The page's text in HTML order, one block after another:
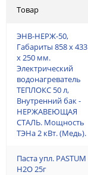
Товар
ЭНВ-НЕРЖ-50,
Габариты 858 х 433
х 250 мм.
Электрический
водонагреватель
ТЕПЛОКС 50 л,
Внутренний бак -
НЕРЖАВЕЮЩАЯ
СТАЛЬ. Мощность
ТЭНа 2 кВт. (Медь).
Паста упл. PASTUM
H2О 25г